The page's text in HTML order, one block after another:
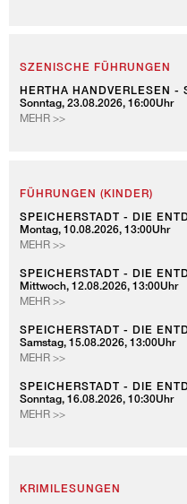
SZENISCHE FÜHRUNGEN
HERTHA HANDVERLESEN -
Sonntag, 23.08.2026, 16:00Uhr
MEHR >>HERTHA
FÜHRUNGEN (KINDER)
SPEICHERSTADT - DIE
Montag, 10.08.2026, 13:00Uhr
MEHR >>SPEICHERSTADT
DIE
ENTDECKERTOUR
FÜR
SPEICHERSTADT - DIE
Mittwoch, 12.08.2026, 13:00Uhr
MEHR >>SPEICHERSTADT
DIE
ENTDECKERTOUR
FÜR
SPEICHERSTADT - DIE
Samstag, 15.08.2026, 13:00Uhr
MEHR >>SPEICHERSTADT
DIE
ENTDECKERTOUR
FÜR
SPEICHERSTADT - DIE
Sonntag, 16.08.2026, 10:30Uhr
MEHR >>SPEICHERSTADT
KINDER
KRIMILESUNGEN